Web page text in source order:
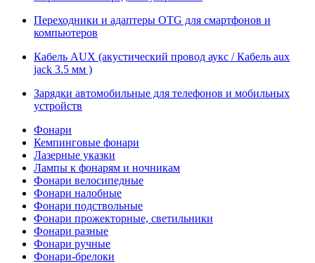
Переходники и адаптеры OTG для смартфонов и
компьютеров
Кабель AUX (акустический провод аукс / Кабель aux
jack 3.5 мм )
Зарядки автомобильные для телефонов и мобильных
устройств
Фонари
Кемпинговые фонари
Лазерные указки
Лампы к фонарям и ночникам
Фонари велосипедные
Фонари налобные
Фонари подствольные
Фонари прожекторные, светильники
Фонари разные
Фонари ручные
Фонари-брелоки